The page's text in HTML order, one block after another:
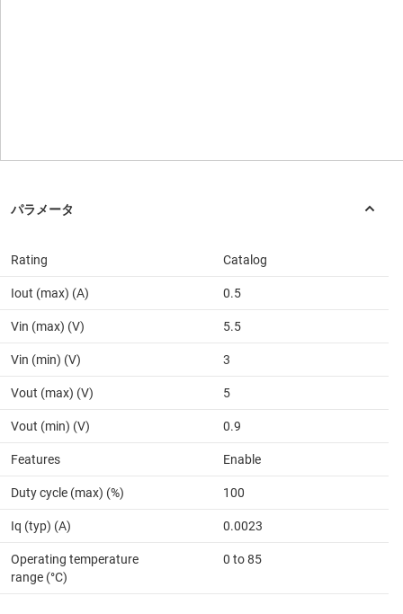
Rating Catalog
Iout (max) (A) 0.5
Vin (max) (V) 5.5
Vin (min) (V) 3
Vout (max) (V) 5
Vout (min) (V) 0.9
Features Enable
Duty cycle (max) (%) 100
Iq (typ) (A) 0.0023
Operating temperature
range (°C)
0 to 85